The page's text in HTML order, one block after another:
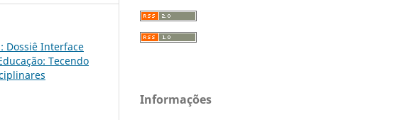
Dossiê Interface
Tecendo
Informações